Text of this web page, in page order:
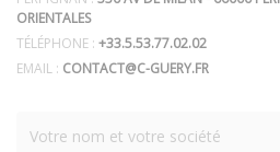
ORIENTALES
TÉLÉPHONE : +33.5.53.77.02.02
EMAIL : CONTACT@C-GUERY.FR